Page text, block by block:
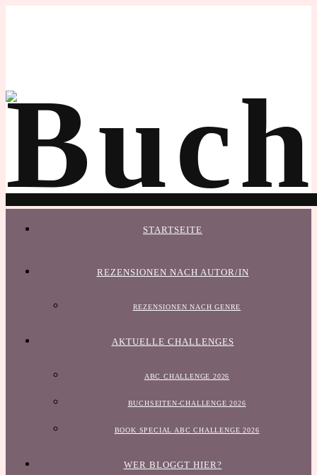
STARTSEITE
REZENSIONEN NACH AUTOR/IN
REZENSIONEN NACH GENRE
AKTUELLE CHALLENGES
ABC CHALLENGE 2026
BUCHSEITEN-CHALLENGE 2026
BOOK SPECIAL ABC CHALLENGE 2026
WER BLOGGT HIER?